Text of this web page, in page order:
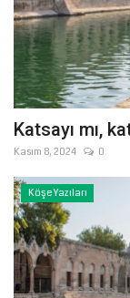
Katsayı mı,
Kasım 8, 2024 0
Köşe Yazıları